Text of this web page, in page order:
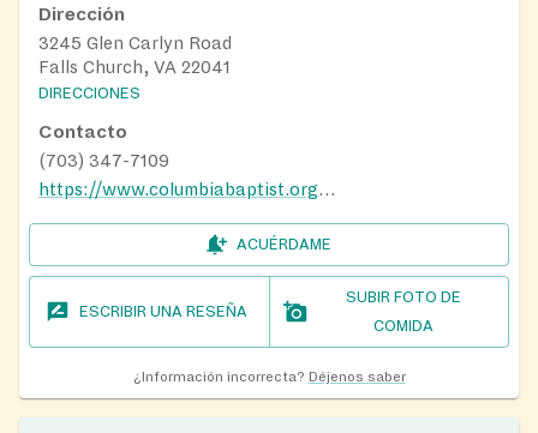
Dirección
3245 Glen Carlyn Road
Falls Church, VA 22041
DIRECCIONES
Contacto
(703) 347-7109
https://www.columbiabaptist.org/FoodPantry
ACUÉRDAME
ESCRIBIR UNA RESEÑA
SUBIR FOTO DE
COMIDA
¿Información incorrecta? Déjenos saber